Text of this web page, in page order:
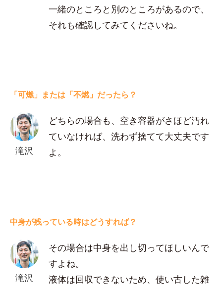
一緒のところと別のところがあるので、
それも確認してみてくださいね。
「可燃」または「不燃」だったら？
滝沢
どちらの場合も、空き容器がさほど汚れ
ていなければ、洗わず捨てて大丈夫です
よ。
中身が残っている時はどうすれば？
滝沢
その場合は中身を出し切ってほしいんで
すよね。
液体は回収できないため、使い古した雑